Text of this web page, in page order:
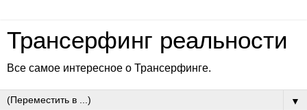
Трансерфинг реальности
Все самое интересное о Трансерфинге.
▼